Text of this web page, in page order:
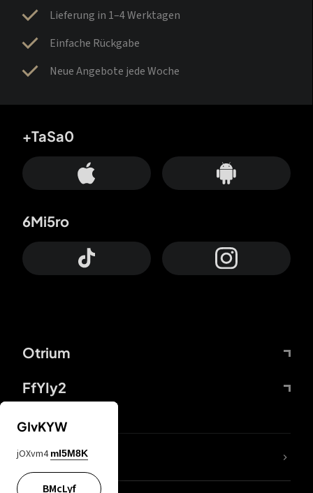
Lieferung in 1–4 Werktagen
Einfache Rückgabe
Neue Angebote jede Woche
Otrium
FfYIy2
+TaSa0
6Mi5ro
DDcvSo
GIvKYW
jOXvm4 mI5M8K
BMcLyf